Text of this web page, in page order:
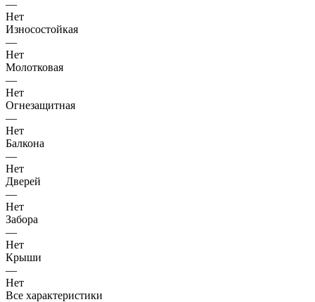
—
Нет
Износостойкая
—
Нет
Молотковая
—
Нет
Огнезащитная
—
Нет
Балкона
—
Нет
Дверей
—
Нет
Забора
—
Нет
Крыши
—
Нет
Все характеристики